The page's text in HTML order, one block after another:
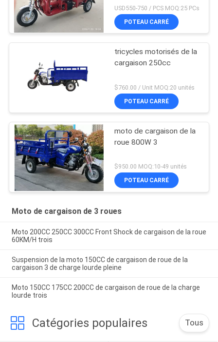
USD550-750 / PCS MOQ:25 PCs
POTEAU CARRÉ
tricycles motorisés de la
cargaison 250cc
$760.00 / Unit MOQ:20 unités
POTEAU CARRÉ
moto de cargaison de la
roue 800W 3
$950.00 MOQ:10-49 unités
POTEAU CARRÉ
Moto de cargaison de 3 roues
Moto 200CC 250CC 300CC Front Shock de cargaison de la roue
60KM/H trois
Suspension de la moto 150CC de cargaison de roue de la
cargaison 3 de charge lourde pleine
Moto 150CC 175CC 200CC de cargaison de roue de la charge
lourde trois
Catégories populaires Tous